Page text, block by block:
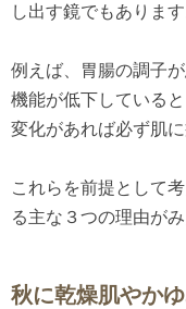
し出す鏡でもあります
例えば、胃腸の調子
機能が低下している
変化があれば必ず肌
これらを前提として
る主な３つの理由が
秋に乾燥肌やか